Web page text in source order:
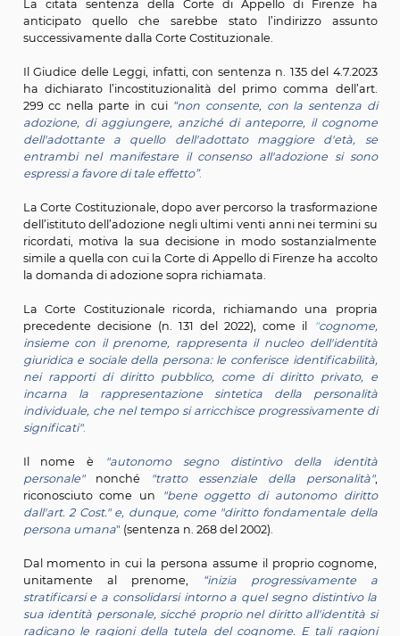
CEDU;
III) la tutela dell’identità personale dell’adottato e
diritto a mantenere il proprio cognome per
segno distintivo, sia in ambito sociale che
riconoscendo quindi che il cognome gode di una
assoluta tutela anche nella sua funzione di
identificativo della persona e che, in quanto tale,
parte essenziale ed irrinunciabile della personalità;
IV) l’irragionevole rinuncia all’adozione da parte di
maggiorenni sol perché chiedevano
diversa collocazione del cognome dell’adottante.
La citata sentenza della Corte di Appello di
anticipato quello che sarebbe stato l’indirizzo
successivamente dalla Corte Costituzionale.
Il Giudice delle Leggi, infatti, con sentenza n. 135 del
ha dichiarato l’incostituzionalità del primo comma
299 cc nella parte in cui“non consente, con la
adozione, di aggiungere, anziché di anteporre, il
entrambi nel manifestare il consenso all'adozione
espressi a favore di tale effetto”.
La Corte Costituzionale, dopo aver percorso la
ricordati, motiva la sua decisione in modo
simile a quella con cui la Corte di Appello di Firenze ha
la domanda di adozione sopra richiamata.